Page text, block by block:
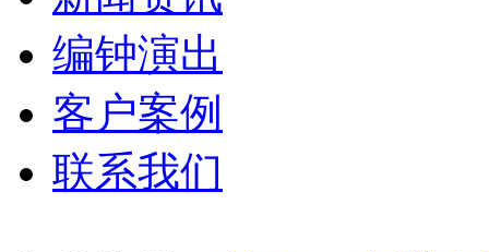
编钟演出
客户案例
联系我们